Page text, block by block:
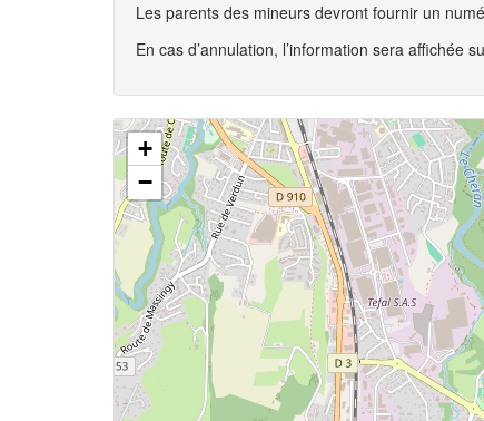
Les parents des mineurs devront fournir un
En cas d’annulation, l’information sera affichée
+
−